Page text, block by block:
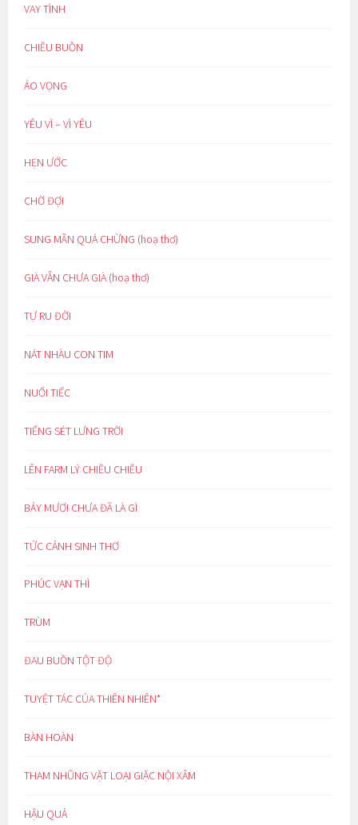
VAY TÌNH
CHIỀU BUỒN
ẢO VỌNG
YÊU VÌ – VÌ YÊU
HẸN ƯỚC
CHỜ ĐỢI
SUNG MÃN QUÁ CHỪNG (hoạ thơ)
GIÀ VẪN CHƯA GIÀ (hoạ thơ)
TỰ RU ĐỜI
NÁT NHÀU CON TIM
NUỐI TIẾC
TIẾNG SÉT LƯNG TRỜI
LÊN FARM LÝ CHIỀU CHIỀU
BẢY MƯƠI CHƯA ĐÃ LÀ GÌ
TỨC CẢNH SINH THƠ
PHÚC VẠN THÌ
TRÙM
ĐAU BUỒN TỘT ĐỘ
TUYỆT TÁC CỦA THIÊN NHIÊN*
BÀN HOÀN
THAM NHŨNG VẶT LOẠI GIẶC NỘI XÂM
HẬU QUẢ